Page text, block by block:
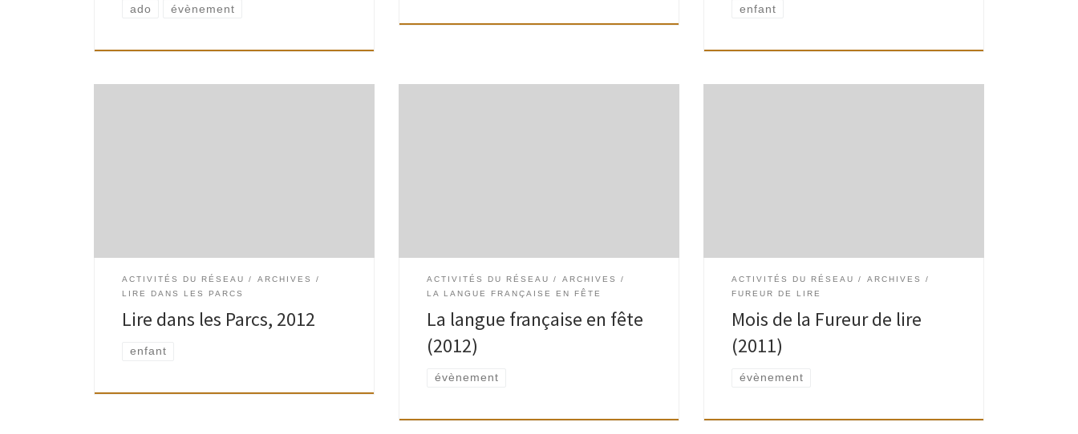
ado évènement enfant
ACTIVITÉS DU RÉSEAU
ARCHIVES
LIRE DANS LES PARCS
Lire dans les Parcs, 2012
enfant
ACTIVITÉS DU RÉSEAU
ARCHIVES
LA LANGUE FRANÇAISE EN FÊTE
La langue française en fête
(2012)
évènement
ACTIVITÉS DU RÉSEAU
ARCHIVES
FUREUR DE LIRE
Mois de la Fureur de lire
(2011)
évènement